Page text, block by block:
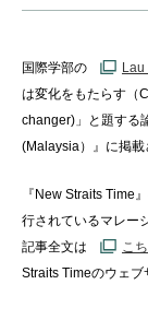
国際学部の
は変化をもたらす（
changer)」と題する
(Malaysia）』に掲載
『New Straits Time
行されているマレー
記事全文は
こ
Straits Timeのウェブ